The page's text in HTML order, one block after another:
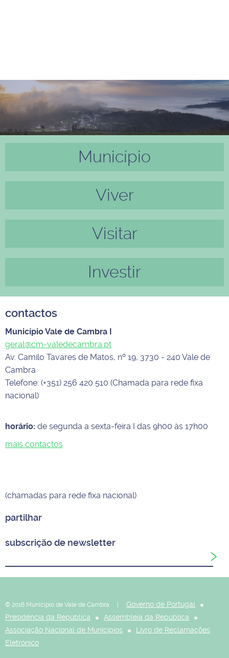
Município
Viver
Visitar
Investir
contactos
Município Vale de Cambra I
geral@cm-valedecambra.pt
Av. Camilo Tavares de Matos, nº 19, 3730 - 240 Vale de
Cambra
Telefone: (+351) 256 420 510 (Chamada para rede fixa
nacional)
horário: de segunda a sexta-feira I das 9h00 às 17h00
mais contactos
(chamadas para rede fixa nacional)
partilhar
subscrição de newsletter
© 2016 Município de Vale de Cambra |
Governo de Portugal
Presidência da República
Assembleia da República
Associação Nacional de Municípios
Livro de Reclamações
Eletrónico